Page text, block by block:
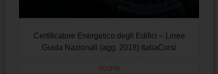
Certificatore Energetico degli Edifici – Linee
Guida Nazionali (agg. 2018) ItaliaCorsi
SCOPRI